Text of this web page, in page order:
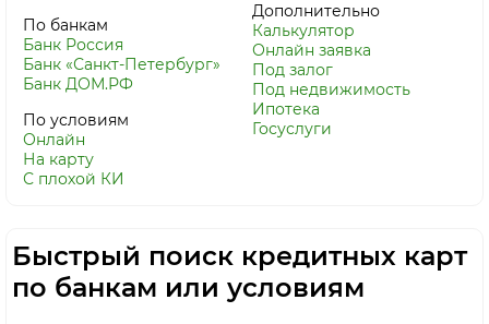
По банкам
Банк Россия
Банк «Санкт-Петербург»
Банк ДОМ.РФ
По условиям
Онлайн
На карту
С плохой КИ
Дополнительно
Калькулятор
Онлайн заявка
Под залог
Под недвижимость
Ипотека
Госуслуги
Быстрый поиск кредитных карт
по банкам или условиям